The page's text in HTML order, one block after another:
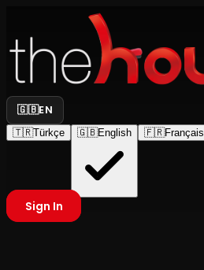
🇬🇧EN
🇹🇷Türkçe 🇬🇧English 🇫🇷Français
Sign In